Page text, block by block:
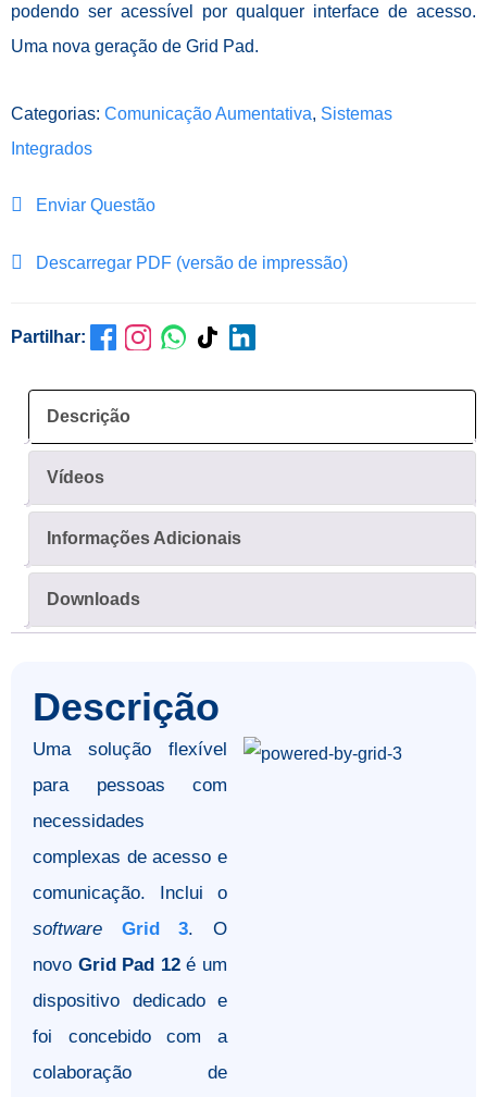
podendo ser acessível por qualquer interface de acesso.
Uma nova geração de Grid Pad.
Categorias: Comunicação Aumentativa, Sistemas
Integrados
Enviar Questão
Descarregar PDF (versão de impressão)
Partilhar:
Descrição
Vídeos
Informações Adicionais
Downloads
Descrição
Uma solução flexível
para pessoas com
necessidades
complexas de acesso e
comunicação. Inclui o
software
Grid 3. O
novo Grid Pad 12é um
dispositivo dedicado e
foi concebido com a
colaboração de